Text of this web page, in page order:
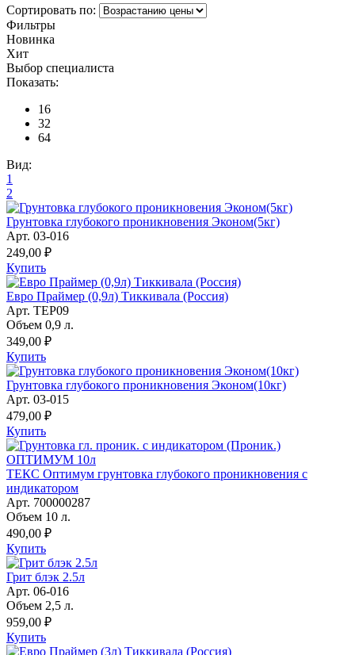
Сортировать по:
Фильтры
Новинка
Хит
Выбор специалиста
Показать:
16
32
64
Вид:
1
2
Грунтовка глубокого проникновения Эконом(5кг)
Арт. 03-016
249,00 ₽
Купить
Евро Праймер (0,9л) Тиккивала (Россия)
Арт. TEP09
Объем 0,9 л.
349,00 ₽
Купить
Грунтовка глубокого проникновения Эконом(10кг)
Арт. 03-015
479,00 ₽
Купить
ТЕКС Оптимум грунтовка глубокого проникновения с
индикатором
Арт. 700000287
Объем 10 л.
490,00 ₽
Купить
Грит блэк 2.5л
Арт. 06-016
Объем 2,5 л.
959,00 ₽
Купить